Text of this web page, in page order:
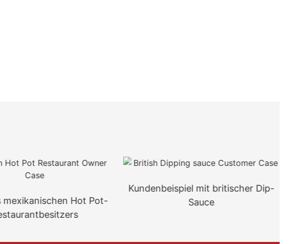
mexikanischen Hot Pot-
Kundenbeispiel mit britischer Dip-
Sauce